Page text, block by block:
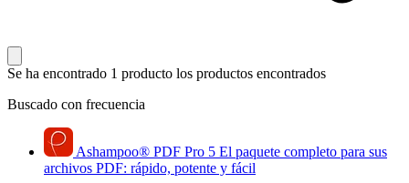
Se ha encontrado 1 producto los productos encontrados
Buscado con frecuencia
Ashampoo® PDF Pro 5 El paquete completo para sus
archivos PDF: rápido, potente y fácil